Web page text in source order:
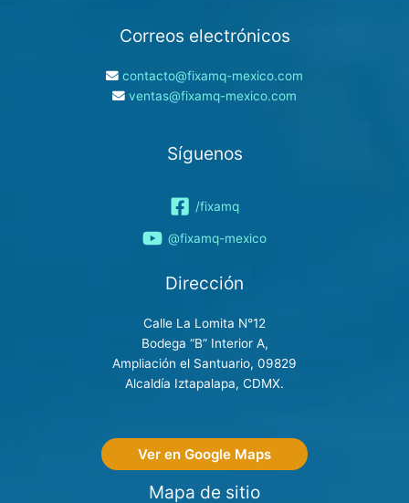
Correos electrónicos
contacto@fixamq-mexico.com
ventas@fixamq-mexico.com
Síguenos
/fixamq
@fixamq-mexico
Dirección
Calle La Lomita N°12
Bodega “B” Interior A,
Ampliación el Santuario, 09829
Alcaldía Iztapalapa, CDMX.
Ver en Google Maps
Mapa de sitio